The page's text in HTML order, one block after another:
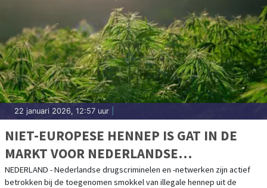
22 januari 2026, 12:57 uur
NIET-EUROPESE HENNEP IS GAT IN DE
MARKT VOOR NEDERLANDSE
DRUGSCRIMINELEN
NEDERLAND - Nederlandse drugscriminelen en -netwerken zijn actief
betrokken bij de toegenomen smokkel van illegale hennep uit de